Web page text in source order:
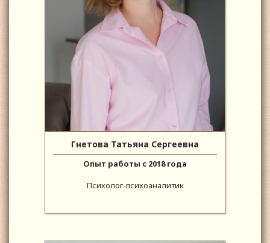
Гнетова Татьяна Сергеевна
Опыт работы с 2018 года
Психолог-психоаналитик